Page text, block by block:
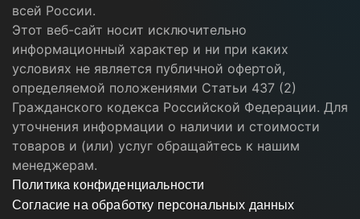
всей России.
Этот веб-сайт носит исключительно
информационный характер и ни при каких
условиях не является публичной офертой,
определяемой положениями Статьи 437 (2)
Гражданского кодекса Российской Федерации. Для
уточнения информации о наличии и стоимости
товаров и (или) услуг обращайтесь к нашим
менеджерам.
Политика конфиденциальности
Согласие на обработку персональных данных